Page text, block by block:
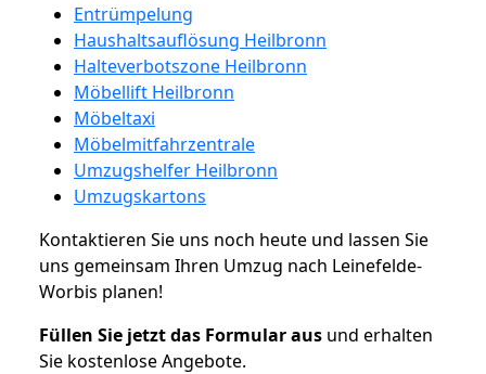
Entrümpelung
Haushaltsauflösung Heilbronn
Halteverbotszone Heilbronn
Möbellift Heilbronn
Möbeltaxi
Möbelmitfahrzentrale
Umzugshelfer Heilbronn
Umzugskartons
Kontaktieren Sie uns noch heute und lassen Sie
uns gemeinsam Ihren Umzug nach Leinefelde-
Worbis planen!
Füllen Sie jetzt das Formular aus und erhalten
Sie kostenlose Angebote.